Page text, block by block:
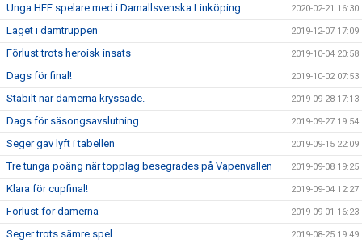
Unga HFF spelare med i Damallsvenska Linköping 2020-02-21 16:30
Läget i damtruppen 2019-12-07 17:09
Förlust trots heroisk insats 2019-10-04 20:58
Dags för final! 2019-10-02 07:53
Stabilt när damerna kryssade. 2019-09-28 17:13
Dags för säsongsavslutning 2019-09-27 19:54
Seger gav lyft i tabellen 2019-09-15 22:09
Tre tunga poäng när topplag besegrades på Vapenvallen 2019-09-08 19:25
Klara för cupfinal! 2019-09-04 12:27
Förlust för damerna 2019-09-01 16:23
Seger trots sämre spel. 2019-08-25 19:49